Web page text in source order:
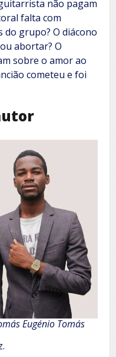
não pagam
falta com
grupo? O diácono
abortar? O
sobre o amor ao
cometeu e foi
Eugénio Tomás